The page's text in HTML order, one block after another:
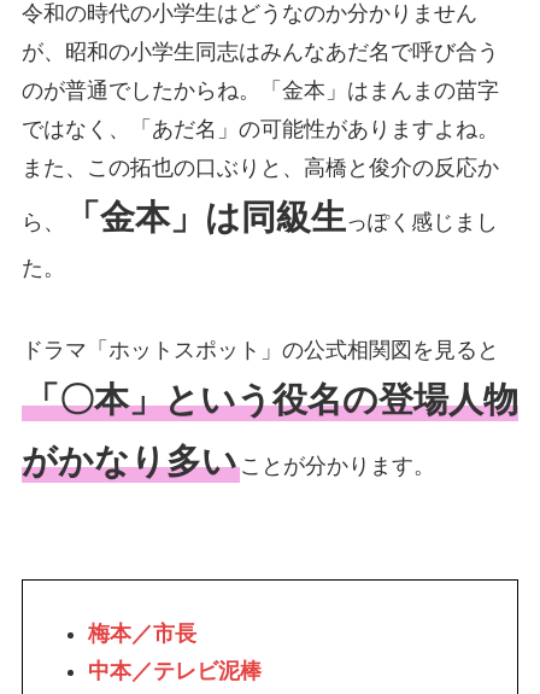
令和の時代の小学生はどうなのか分かりません
が、昭和の小学生同志はみんなあだ名で呼び合う
のが普通でしたからね。「金本」はまんまの苗字
ではなく、「あだ名」の可能性がありますよね。
また、この拓也の口ぶりと、高橋と俊介の反応か
ら、 「金本」は同級生っぽく感じまし
た。
ドラマ「ホットスポット」の公式相関図を見ると
「〇本」という役名の登場人物
がかなり多いことが分かります。
梅本／市長
中本／テレビ泥棒